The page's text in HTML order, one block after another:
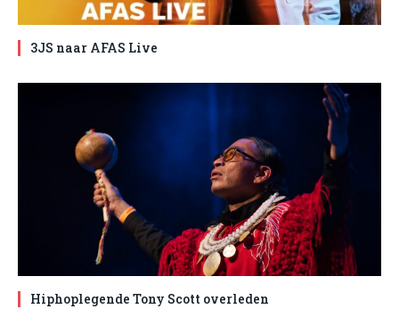
3JS naar AFAS Live
Hiphoplegende Tony Scott overleden